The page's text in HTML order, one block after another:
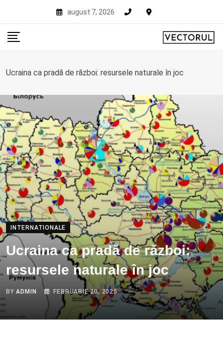
content
august 7, 2026
Ucraina ca pradă de război: resursele naturale în joc
INTERNATIONALE
Ucraina ca pradă de război:
resursele naturale în joc
BYADMIN FEBRUARIE 20, 2025